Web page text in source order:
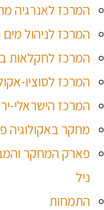
המרכז לאנרגיה
המרכז לניהול מים
המרכז לחקלאות
המרכז לסוציו-
המרכז הישראלי-
מחקר באקולוגיה
פארק המחקר
ניל
התמחות